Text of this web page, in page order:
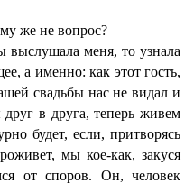
же не вопрос?
выслушала меня, то узнала
а именно: как этот гость,
свадьбы нас не видал и
в друга, теперь живем
будет, если, притворясь
мы кое-как, закуся
от споров. Он, человек